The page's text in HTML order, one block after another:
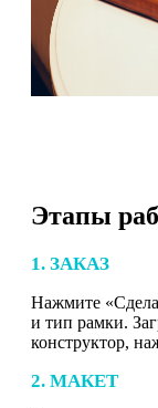
Этапы
1. ЗАКАЗ
Нажмите
и тип рамки.
конструктор,
2. МАКЕТ